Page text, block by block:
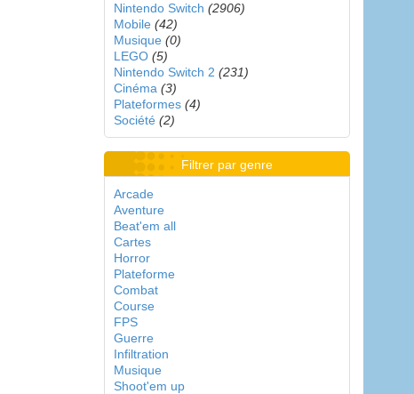
Nintendo Switch (2906)
Mobile (42)
Musique (0)
LEGO (5)
Nintendo Switch 2 (231)
Cinéma (3)
Plateformes (4)
Société (2)
Filtrer par genre
Arcade
Aventure
Beat'em all
Cartes
Horror
Plateforme
Combat
Course
FPS
Guerre
Infiltration
Musique
Shoot'em up